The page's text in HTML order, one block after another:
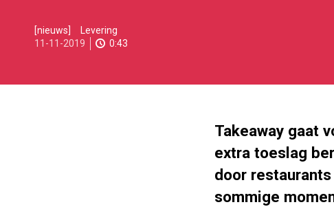
2019-
11-
11-
[nieuws]
Levering
11-11-2019
0:43
Takeaway gaat
extra toeslag
door
sommige